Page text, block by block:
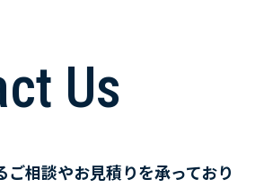
Us
ご相談やお見積りを承っており